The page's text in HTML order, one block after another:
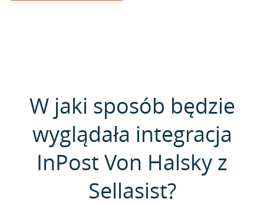
W jaki sposób będzie
wyglądała integracja
InPost Von Halsky z
Sellasist?